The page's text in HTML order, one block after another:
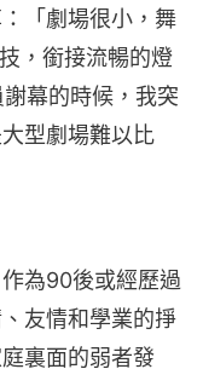
「劇場很小，舞
，銜接流暢的燈
幕的時候，我突
型劇場難以比
為90後或經歷過
友情和學業的掙
裏面的弱者發